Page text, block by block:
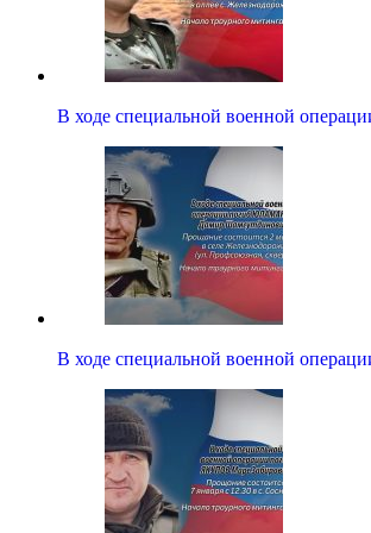
В ходе специальной военной
В ходе специальной военной